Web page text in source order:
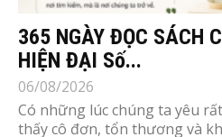
365 NGÀY ĐỌC SÁCH
HIỆN ĐẠI Số...
06/08/2026
Có những lúc chúng ta yêu
thấy cô đơn, tổn thương và